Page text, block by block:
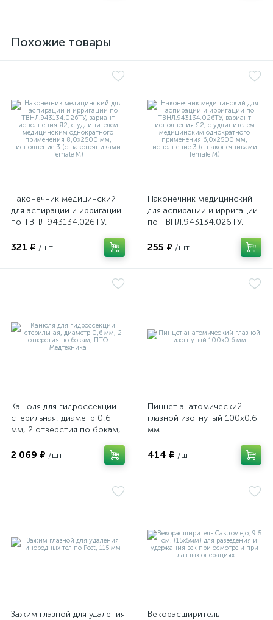
Похожие товары
Наконечник медицинский
для аспирации и ирригации
по ТВНЛ.943134.026ТУ,
удлинителем медицинским
однократного применения
(с наконечниками female M)
321 ₽ /шт
Наконечник медицинский
для аспирации и ирригации
по ТВНЛ.943134.026ТУ,
удлинителем медицинским
однократного применения
(с наконечниками female M)
255 ₽ /шт
Канюля для гидроссекции
стерильная, диаметр 0,6
мм, 2 отверстия по бокам,
2 069 ₽ /шт
Пинцет анатомический
глазной изогнутый 100х0.6
мм
414 ₽ /шт
Зажим глазной для удаления
Векорасширитель